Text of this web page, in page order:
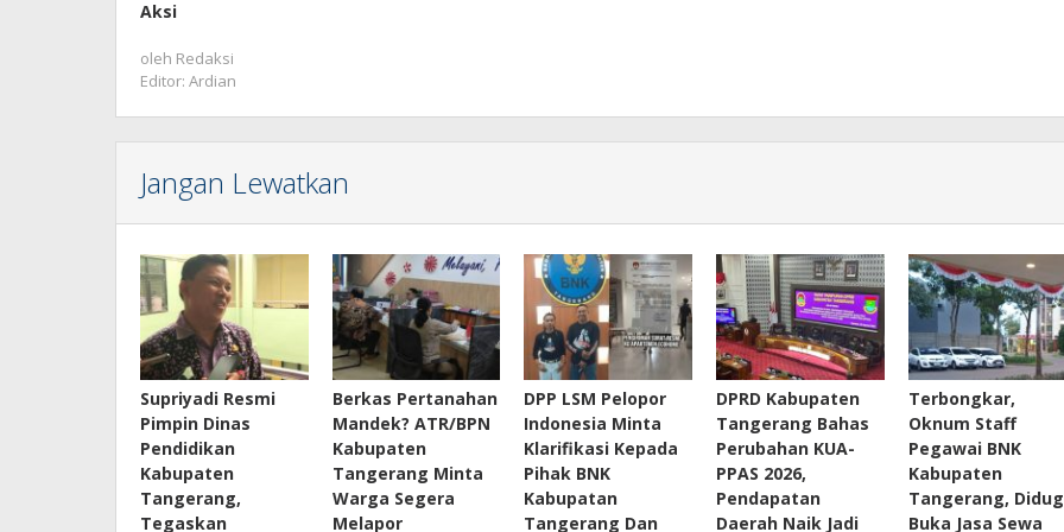
Aksi
oleh Redaksi
Editor: Ardian
Jangan Lewatkan
Supriyadi Resmi
Pimpin Dinas
Pendidikan
Kabupaten
Tangerang,
Tegaskan
Berkas Pertanahan
Mandek? ATR/BPN
Kabupaten
Tangerang Minta
Warga Segera
Melapor
DPP LSM Pelopor
Indonesia Minta
Klarifikasi Kepada
Pihak BNK
Kabupatan
Tangerang Dan
DPRD Kabupaten
Tangerang Bahas
Perubahan KUA-
PPAS 2026,
Pendapatan
Daerah Naik Jadi
Terbongkar,
Oknum Staff
Pegawai BNK
Kabupaten
Tangerang,
Buka Jasa Sewa